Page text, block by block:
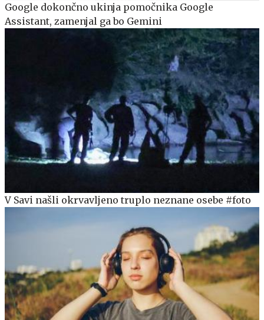
Google dokončno ukinja pomočnika Google
Assistant, zamenjal ga bo Gemini
V Savi našli okrvavljeno truplo neznane osebe #foto